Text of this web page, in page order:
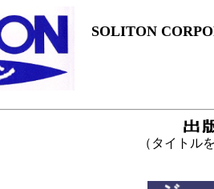
SOLITON
（タイトル